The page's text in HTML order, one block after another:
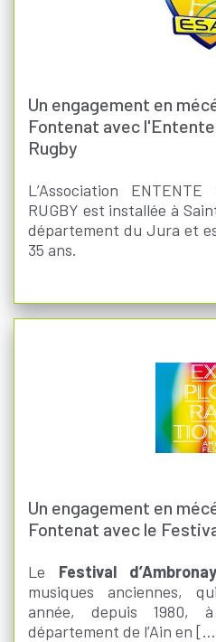
Un engagement en
Fontenat avec
Rugby
L’Association
RUGBY est installée à
département du Jura et
35 ans.
Un engagement en
Fontenat avec le
Le Festival d’Ambronay
musiques anciennes,
année, depuis 1980,
département de l’Ain en